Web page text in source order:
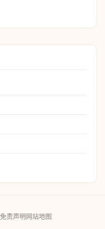
免责声明网站地图